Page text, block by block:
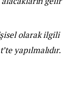
olarak ilgili
yapılmalıdır.